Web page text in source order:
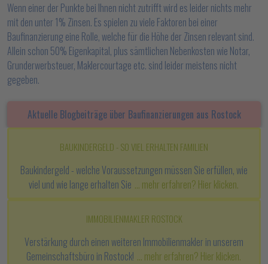
Wenn einer der Punkte bei Ihnen nicht zutrifft wird es leider nichts mehr
mit den unter 1% Zinsen. Es spielen zu viele Faktoren bei einer
Baufinanzierung eine Rolle, welche für die Höhe der Zinsen relevant sind.
Allein schon 50% Eigenkapital, plus sämtlichen Nebenkosten wie Notar,
Grunderwerbsteuer, Maklercourtage etc. sind leider meistens nicht
gegeben.
Aktuelle Blogbeiträge über Baufinanzierungen aus Rostock
BAUKINDERGELD - SO VIEL ERHALTEN FAMILIEN
Baukindergeld - welche Voraussetzungen müssen Sie erfüllen, wie
viel und wie lange erhalten Sie ... mehr erfahren? Hier klicken.
IMMOBILIENMAKLER ROSTOCK
Verstärkung durch einen weiteren Immobilienmakler in unserem
Gemeinschaftsbüro in Rostock! ... mehr erfahren? Hier klicken.